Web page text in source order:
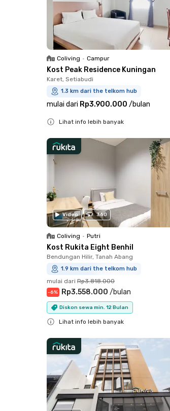
Coliving • Campur
Kost Peak Residence Kuningan
Karet, Setiabudi
1.3 km dari the telkom hub
mulai dari Rp3.900.000 /bulan
Lihat info lebih banyak
Video 360
Coliving • Putri
Kost Rukita Eight Benhil
Bendungan Hilir, Tanah Abang
1.9 km dari the telkom hub
mulai dari Rp3.818.000
-6% Rp3.558.000 /bulan
Diskon sewa min. 12 Bulan
Lihat info lebih banyak